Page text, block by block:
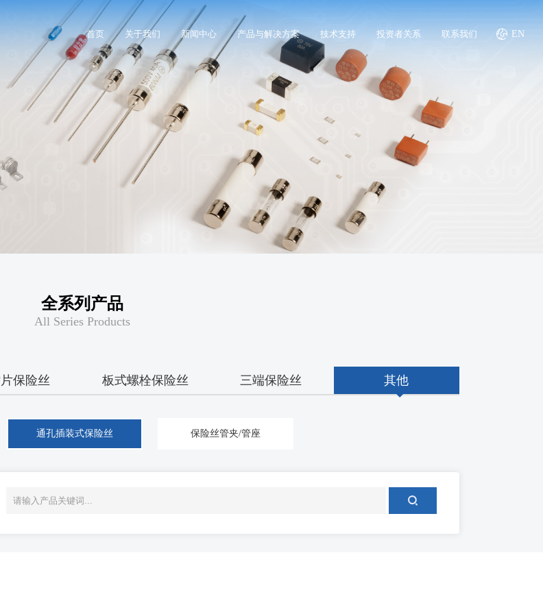
EN
首页 关于我们 新闻中心 产品与解决方案 技术支持 投资者关系 联系我们
全系列产品
All Series Products
保险丝 板式螺栓保险丝 三端保险丝 其他
通孔插装式保险丝 保险丝管夹/管座